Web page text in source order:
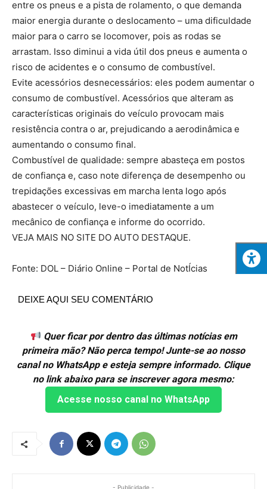
entre os pneus e a pista de rolamento, o que demanda
maior energia durante o deslocamento – uma dificuldade
maior para o carro se locomover, pois as rodas se
arrastam. Isso diminui a vida útil dos pneus e aumenta o
risco de acidentes e o consumo de combustível.
Evite acessórios desnecessários: eles podem aumentar o
consumo de combustível. Acessórios que alteram as
características originais do veículo provocam mais
resistência contra o ar, prejudicando a aerodinâmica e
aumentando o consumo final.
Combustível de qualidade: sempre abasteça em postos
de confiança e, caso note diferença de desempenho ou
trepidações excessivas em marcha lenta logo após
abastecer o veículo, leve-o imediatamente a um
mecânico de confiança e informe do ocorrido.
VEJA MAIS NO SITE DO AUTO DESTAQUE.
Fonte: DOL – Diário Online – Portal de NotÍcias
DEIXE AQUI SEU COMENTÁRIO
Quer ficar por dentro das últimas notícias em
primeira mão? Não perca tempo! Junte-se ao nosso
canal no WhatsApp e esteja sempre informado. Clique
no link abaixo para se inscrever agora mesmo:
Acesse nosso canal no WhatsApp
- Publicidade -